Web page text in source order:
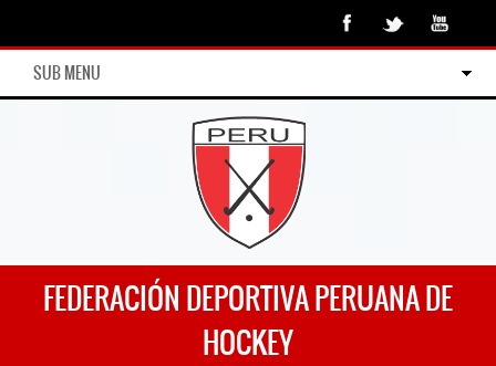
SUB MENU
FEDERACIÓN DEPORTIVA PERUANA DE
HOCKEY